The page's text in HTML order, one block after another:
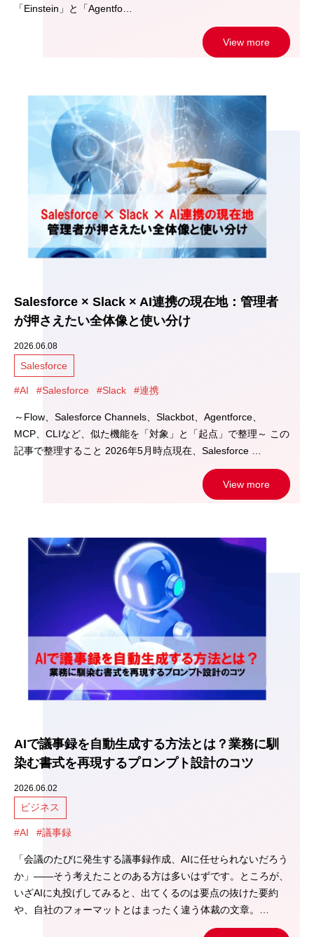
「Einstein」と「Agentfo…
View more
Salesforce × Slack × AI連携の現在地：管理者
が押さえたい全体像と使い分け
2026.06.08
Salesforce
#AI #Salesforce #Slack #連携
～Flow、Salesforce Channels、Slackbot、Agentforce、
MCP、CLIなど、似た機能を「対象」と「起点」で整理～ この
記事で整理すること 2026年5月時点現在、Salesforce …
View more
AIで議事録を自動生成する方法とは？業務に馴
染む書式を再現するプロンプト設計のコツ
2026.06.02
ビジネス
#AI #議事録
「会議のたびに発生する議事録作成、AIに任せられないだろう
か」――そう考えたことのある方は多いはずです。ところが、
いざAIに丸投げしてみると、出てくるのは要点の抜けた要約
や、自社のフォーマットとはまったく違う体裁の文章。…